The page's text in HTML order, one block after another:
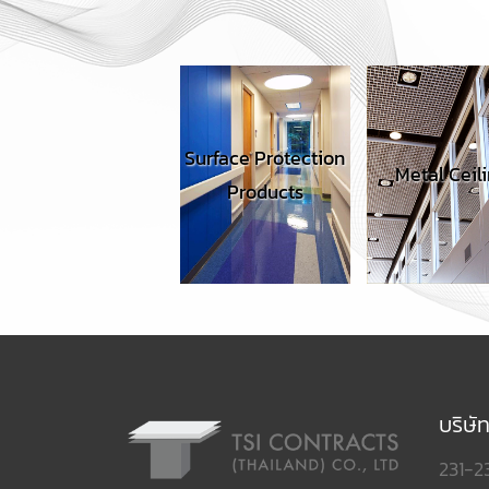
Surface Protection
Products
Metal Ceiling
บริษั
231-